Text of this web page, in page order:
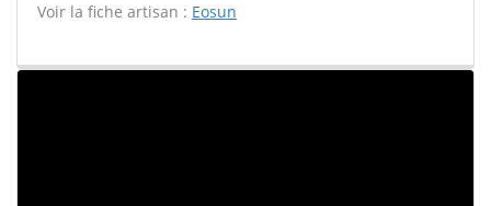
Voir la fiche artisan : Eosun